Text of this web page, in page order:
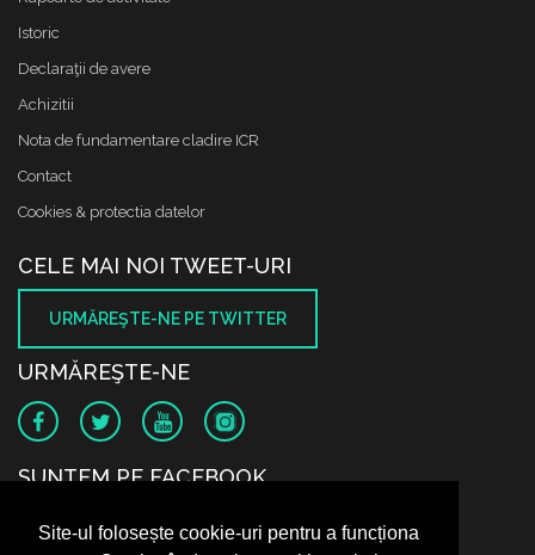
Site-ul folosește cookie-uri pentru a funcționa
Istoric
Declaraţii de avere
Achizitii
Nota de fundamentare cladire ICR
Contact
Cookies & protectia datelor
CELE MAI NOI TWEET-URI
URMĂREŞTE-NE PE TWITTER
URMĂREŞTE-NE
SUNTEM PE FACEBOOK